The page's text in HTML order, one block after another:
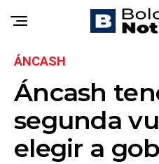
ÁNCASH
Áncash
segunda
elegir a